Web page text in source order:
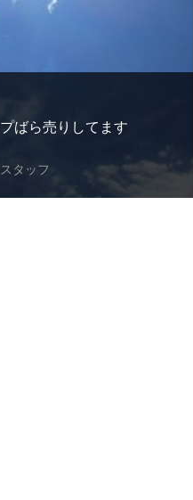
ばら売りしてます
タッフ